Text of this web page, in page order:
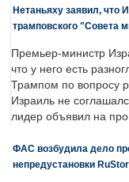
Нетаньяху заявил, что
трамповского "Совета
Премьер-министр
что у него есть
Трампом по вопросу
Израиль не
лидер объявил на
ФАС возбудила дело
непредустановки